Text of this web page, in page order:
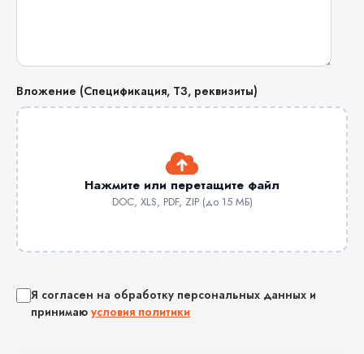
Вложение (Спецификация, ТЗ, реквизиты)
Нажмите или перетащите файл
DOC, XLS, PDF, ZIP (до 15 МБ)
Я согласен на обработку персональных данных и
принимаю условия политики